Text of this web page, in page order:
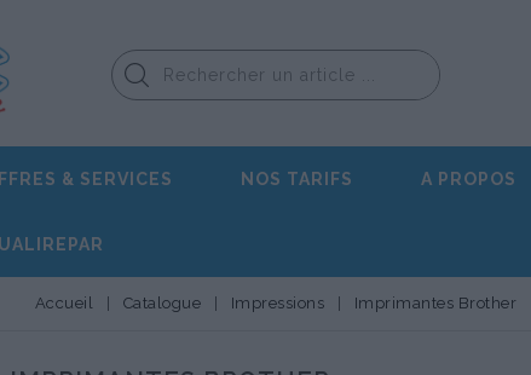
& SERVICES NOS TARIFS A PROPOS
Accueil Catalogue Impressions Imprimantes Brother